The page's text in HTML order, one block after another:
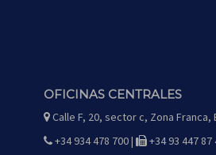
OFICINAS CENTRALES
icono
mapa
Calle F, 20, sector c, Zona Franca,
icono
+34 934 478 700 |
icono
+34 93 447 87